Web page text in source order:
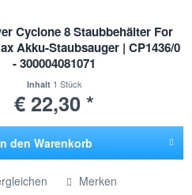
Cyclone 8 Staubbehälter For
Akku-Staubsauger | CP1436/0
- 300004081071
Inhalt 1 Stück
€ 22,30 *
den Warenkorb
Hinzugefügt
Merken